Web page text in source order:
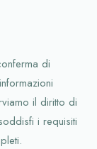
di
il diritto di
i requisiti